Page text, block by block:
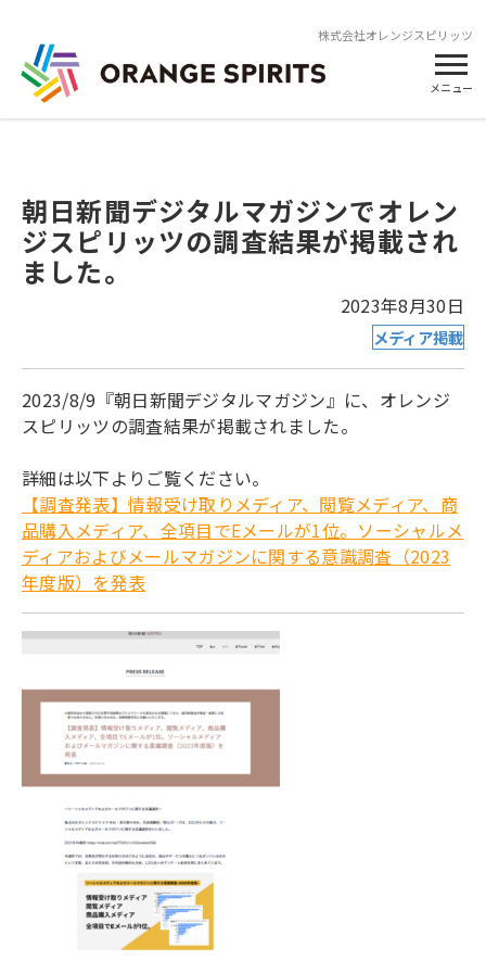
株式会社オレンジスピリッツ
メニュー
朝日新聞デジタルマガジンでオレン
ジスピリッツの調査結果が掲載され
ました。
2023年8月30日
メディア掲載
2023/8/9『朝日新聞デジタルマガジン』に、オレンジ
スピリッツの調査結果が掲載されました。
詳細は以下よりご覧ください。
【調査発表】情報受け取りメディア、閲覧メディア、商
品購入メディア、全項目でEメールが1位。ソーシャルメ
ディアおよびメールマガジンに関する意識調査（2023
年度版）を発表